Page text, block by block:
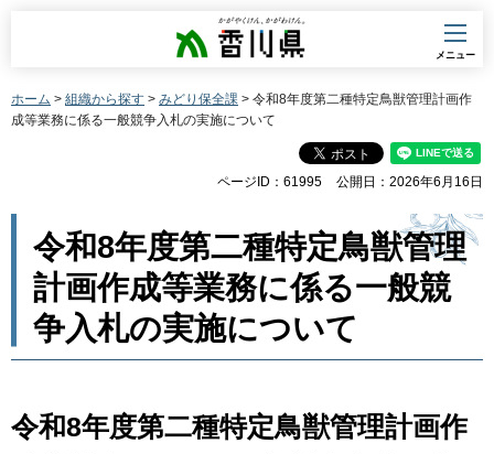
香川県
メニュー
ホーム > 組織から探す > みどり保全課 > 令和8年度第二種特定鳥獣管理計画作
成等業務に係る一般競争入札の実施について
ページID：61995 公開日：2026年6月16日
令和8年度第二種特定鳥獣管理
計画作成等業務に係る一般競
争入札の実施について
令和8年度第二種特定鳥獣管理計画作